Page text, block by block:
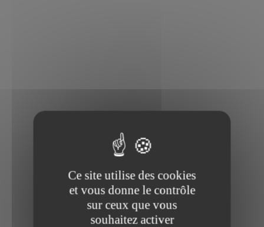
Ce site utilise des cookies
et vous donne le contrôle
sur ceux que vous
souhaitez activer